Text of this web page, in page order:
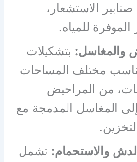
صنابير الاستشعار،
الموفرة للمياه.
والمغاسل: بتشكيلات
مختلف المساحات
من المراحيض
إلى المغاسل المدمجة مع
والاستحمام: تشمل